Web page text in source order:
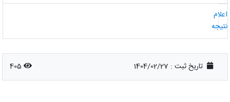
تاریخ ثبت : 1404/02/27
405